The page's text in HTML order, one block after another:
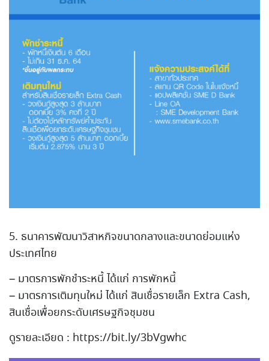
5. ธนาคารพัฒนาวิสาหกิจขนาดกลางและขนาดย่อมแห่ง
ประเทศไทย
– มาตรการพักชำระหนี้ ได้แก่ การพักหนี้
– มาตรการเติมทุนใหม่ ได้แก่ สินเชื่อรายเล็ก Extra Cash,
สินเชื่อเพื่อยกระดับเศรษฐกิจชุมชน
ดูรายละเอียด : https://bit.ly/3bVgwhc